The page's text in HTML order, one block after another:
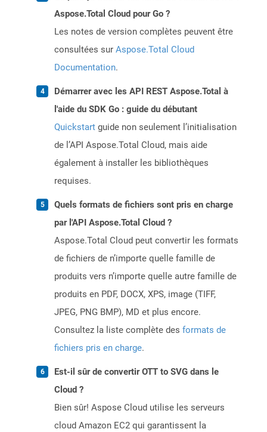
Aspose.Total Cloud pour Go ?
Les notes de version complètes peuvent être
consultées sur Aspose.Total Cloud
Documentation.
Démarrer avec les API REST Aspose.Total à
l'aide du SDK Go : guide du débutant
Quickstart guide non seulement l’initialisation
de l’API Aspose.Total Cloud, mais aide
également à installer les bibliothèques
requises.
Quels formats de fichiers sont pris en charge
par l'API Aspose.Total Cloud ?
Aspose.Total Cloud peut convertir les formats
de fichiers de n’importe quelle famille de
produits vers n’importe quelle autre famille de
produits en PDF, DOCX, XPS, image (TIFF,
JPEG, PNG BMP), MD et plus encore.
Consultez la liste complète des formats de
fichiers pris en charge.
Est-il sûr de convertir OTT to SVG dans le
Cloud ?
Bien sûr! Aspose Cloud utilise les serveurs
cloud Amazon EC2 qui garantissent la